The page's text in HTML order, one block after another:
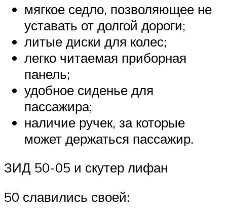
мягкое седло, позволяющее не
уставать от долгой дороги;
литые диски для колес;
легко читаемая приборная
панель;
удобное сиденье для
пассажира;
наличие ручек, за которые
может держаться пассажир.
ЗИД 50-05 и скутер лифан
50 славились своей: